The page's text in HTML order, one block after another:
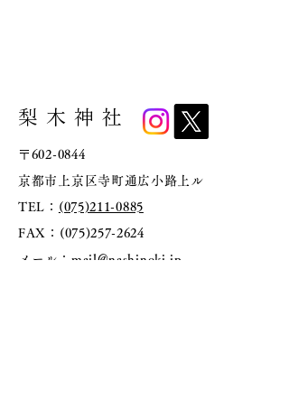
​梨木神社
〒602-0844
京都市上京区寺町通広小路上ル
TEL： (075)211-0885
FAX：(075)257-2624
メール： mail@nashinoki.jp